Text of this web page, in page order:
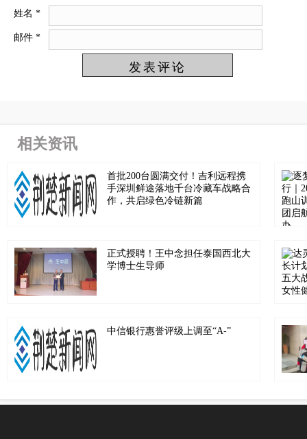
姓名 *
邮件 *
相关资讯
首批200台圆满交付！吉利远程携
手深圳鲜途落地千台冷藏车战略合
作，共启绿色冷链新篇
正式授聘！王中念担任泰国西北大
学博士生导师
中信银行惠誉评级上调至“A-”